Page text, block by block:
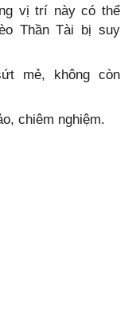
vị trí này có thể
Thần Tài bị suy
mẻ, không còn
chiêm nghiệm.